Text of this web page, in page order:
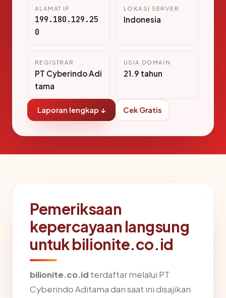
ALAMAT IP
199.180.129.25
0
LOKASI SERVER
Indonesia
REGISTRAR
PT Cyberindo Adi
tama
USIA DOMAIN
21.9 tahun
Laporan lengkap ↓ Cek Gratis
Pemeriksaan
kepercayaan langsung
untuk bilionite.co.id
bilionite.co.id terdaftar melalui PT
Cyberindo Aditama dan saat ini disajikan